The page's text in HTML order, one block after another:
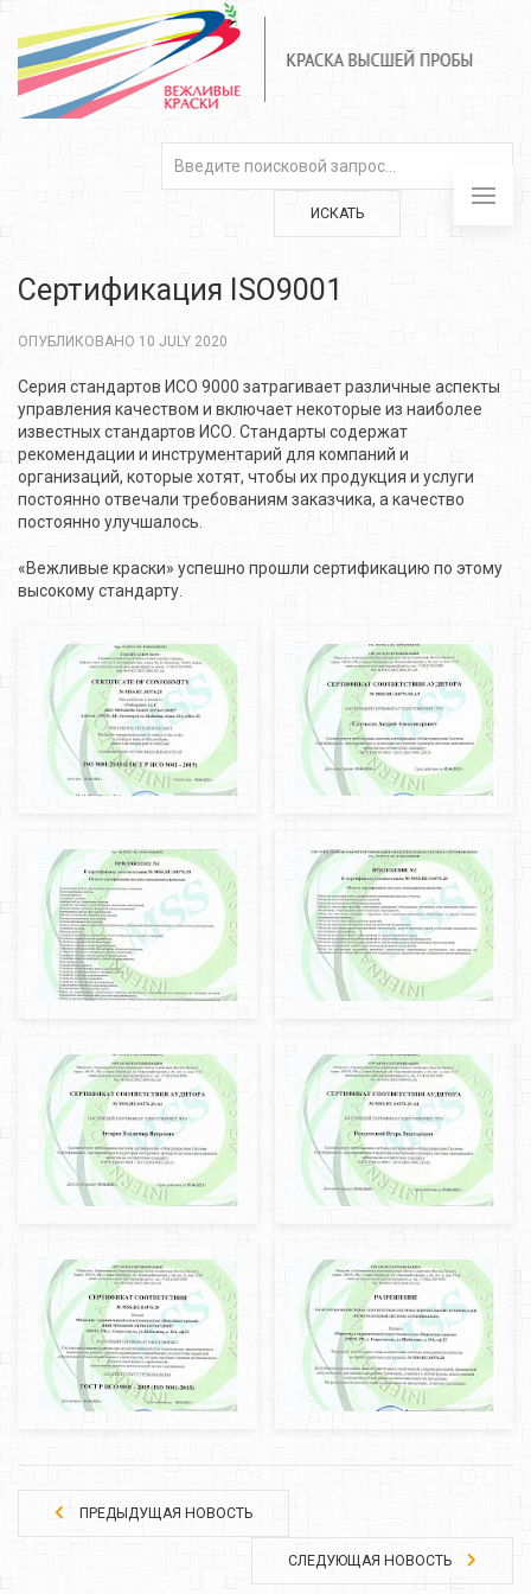
ИСКАТЬ
Сертификация ISO9001
ОПУБЛИКОВАНО 10 JULY 2020
Серия стандартов ИСО 9000 затрагивает различные аспекты
управления качеством и включает некоторые из наиболее
известных стандартов ИСО. Стандарты содержат
рекомендации и инструментарий для компаний и
организаций, которые хотят, чтобы их продукция и услуги
постоянно отвечали требованиям заказчика, а качество
постоянно улучшалось.
«Вежливые краски» успешно прошли сертификацию по этому
высокому стандарту.
ПРЕДЫДУЩАЯ НОВОСТЬ
СЛЕДУЮЩАЯ НОВОСТЬ